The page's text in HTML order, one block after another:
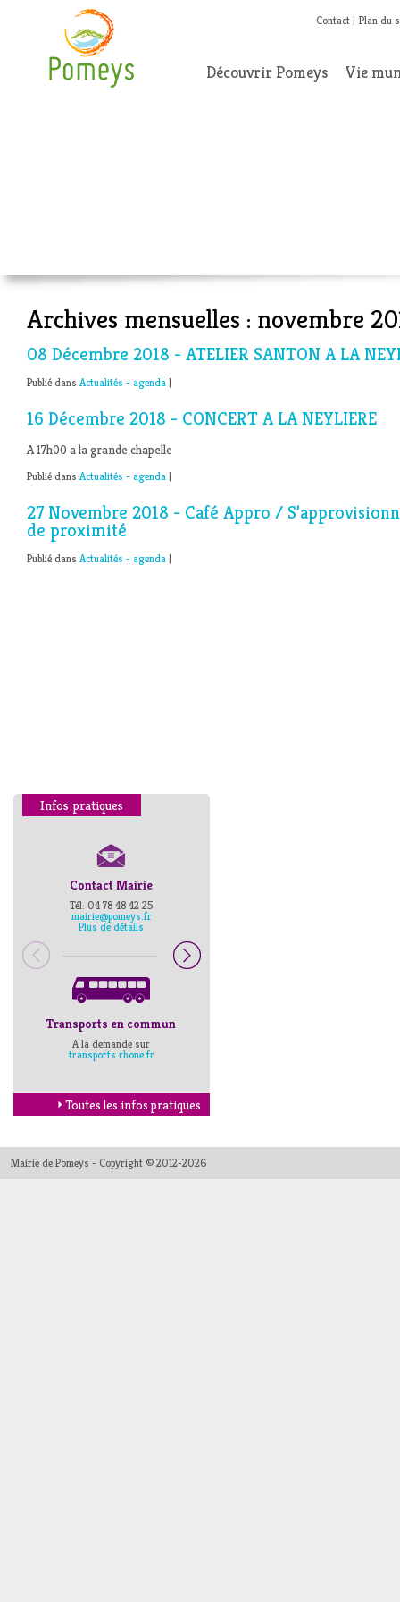
Contact Plan du
Découvrir Pomeys Vie
Archives mensuelles : novembre
08 Décembre 2018 - ATELIER SANTON A LA
Publié dans Actualités - agenda |
16 Décembre 2018 - CONCERT A LA NEYLIERE
A 17h00 a la grande chapelle
Publié dans Actualités - agenda |
27 Novembre 2018 - Café Appro /
de proximité
Publié dans Actualités - agenda |
Infos pratiques
Contact Mairie
Tél: 04 78 48 42 25
mairie@pomeys.fr
Plus de détails
Transports en commun
A la demande sur
transports.rhone.fr
Toutes les infos pratiques
Mairie de Pomeys - Copyright © 2012-2026